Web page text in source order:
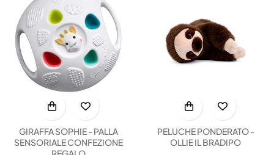
GIRAFFA SOPHIE - PALLA
SENSORIALE CONFEZIONE
PELUCHE PONDERATO -
OLLIE IL BRADIPO